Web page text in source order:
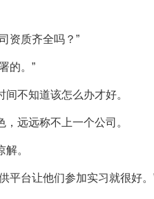
资质齐全吗？”
的。”
不知道该怎么办才好。
远远称不上一个公司。
。
平台让他们参加实习就很好。